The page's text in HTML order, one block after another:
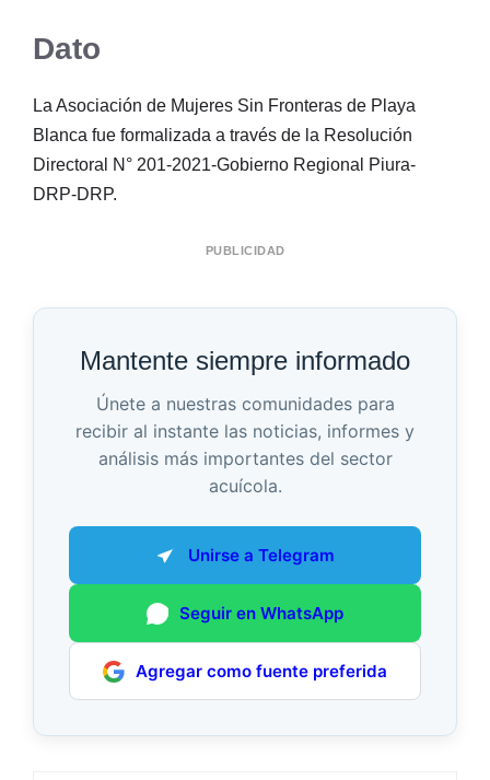
Dato
La Asociación de Mujeres Sin Fronteras de Playa
Blanca fue formalizada a través de la Resolución
Directoral N° 201-2021-Gobierno Regional Piura-
DRP-DRP.
PUBLICIDAD
Mantente siempre informado
Únete a nuestras comunidades para
recibir al instante las noticias, informes y
análisis más importantes del sector
acuícola.
Unirse a Telegram
Seguir en WhatsApp
Agregar como fuente preferida